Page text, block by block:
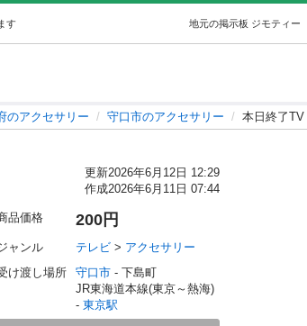
す 地元の掲示板 ジモティー
のアクセサリー 守口市のアクセサリー 本日終了TV
更新2026年6月12日 12:29
作成2026年6月11日 07:44
品価格 200円
ャンル テレビ > アクセサリー
け渡し場所
守口市 - 下島町
JR東海道本線(東京～熱海)
- 東京駅